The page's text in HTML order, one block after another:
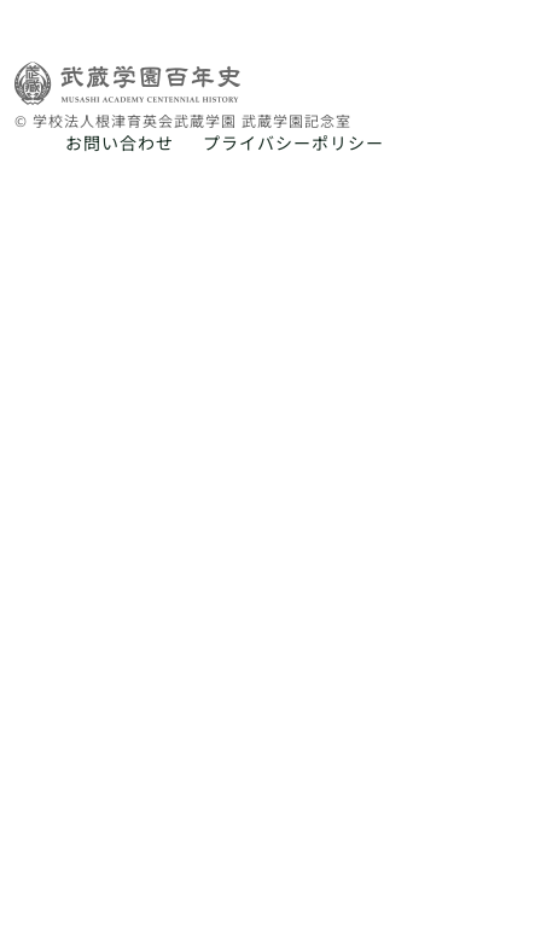
© 学校法人根津育英会武蔵学園 武蔵学園記念室
お問い合わせ プライバシーポリシー